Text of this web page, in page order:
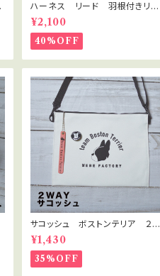
ハーネス リード 羽根付きリー
シュリード 天使のハーネス
¥2,100
40%OFF
サコッシュ ボストンテリア ２W
AYサコッシュ
¥1,430
35%OFF